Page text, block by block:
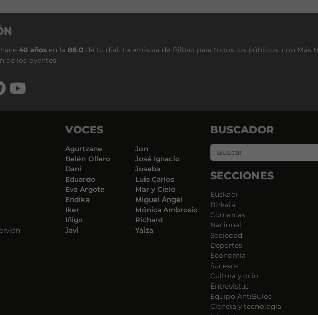
40 años en la 88.0 de tu dial. La emisora de Bilbao para todos los públicos, con Más
de los oyentes.
VOCES
Agurtzane
Belén Ollero
Dani
Eduardo
Eva Argote
Endika
Iker
Iñigo
Javi
Jon
José Ignacio
Joseba
Luis Carlos
Mar y Cielo
Miguel Ángel
Mónica Ambrosio
Richard
Yaiza
BUSCADOR
SECCIONES
Euskadi
Bizkaia
Comarcas
Nacional
Sociedad
Deportes
Economía
Sucesos
Cultura y ocio
Entrevistas
Equipo AntiBulos
Ciencia y tecnología